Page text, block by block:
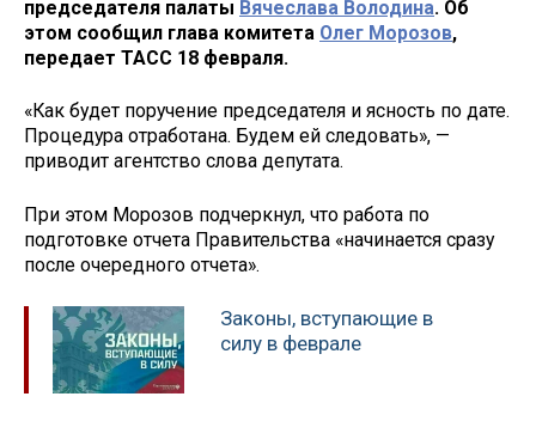
председателя палаты Вячеслава Володина. Об
этом сообщил глава комитета Олег Морозов,
передает ТАСС 18 февраля.
«Как будет поручение председателя и ясность по дате.
Процедура отработана. Будем ей следовать», —
приводит агентство слова депутата.
При этом Морозов подчеркнул, что работа по
подготовке отчета Правительства «начинается сразу
после очередного отчета».
Законы, вступающие в
силу в феврале